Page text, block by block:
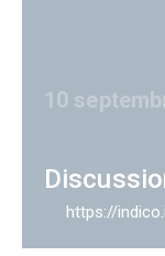
10
https://